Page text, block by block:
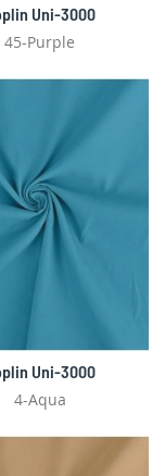
Uni-3000
45-Purple
Uni-3000
4-Aqua